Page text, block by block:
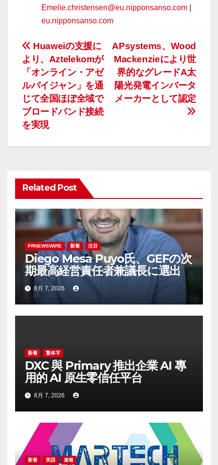
Emelie.christensen@eu.nipponsanso.com
eu.nipponsanso.com
投
稿
ナ
ビ
ゲ
ー
ョ
ン
APsystems、Wood
Mackenzieにより世
界的なグレードA太
陽光発電インバータ
メーカーとして認定
Huaweiの支援に
より、Aztelekomが
「オンライン・アゼ
ルバイジャン」を通
じて全国ほぼ全域で
ブロードバンド接続
を実現
Related Post
PRNEWSWIRE 新着 注目
Diego Mesa Puyo氏、GEFの次
期最高経営責任者兼議長に選出
8月 7, 2026
新着 繁体字
DXC 與 Primary 推出企業 AI 專
用的 AI 原生零信任平台
8月 7, 2026
新着 英語 速報